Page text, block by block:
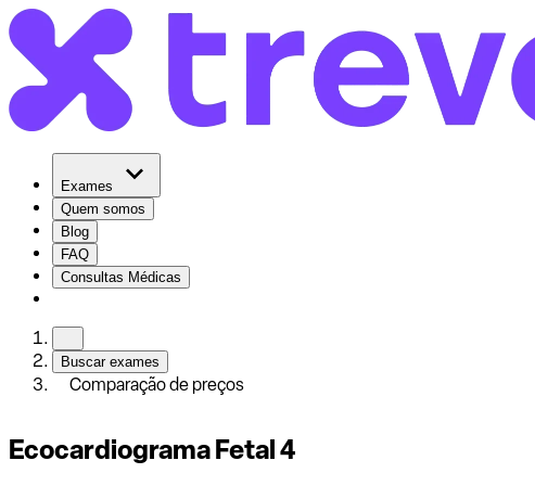
Exames
Quem somos
Blog
FAQ
Consultas Médicas
Buscar exames
Comparação de preços
Ecocardiograma Fetal 4